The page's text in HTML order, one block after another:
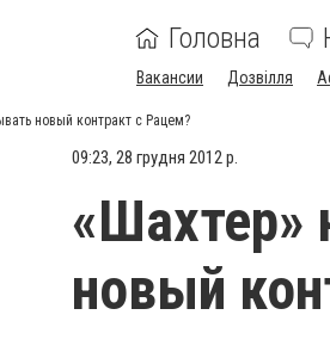
Головна
Вакансии Дозвілля
новый контракт с Рацем?
09:23, 28 грудня 2012 р.
«Шахтер»
новый